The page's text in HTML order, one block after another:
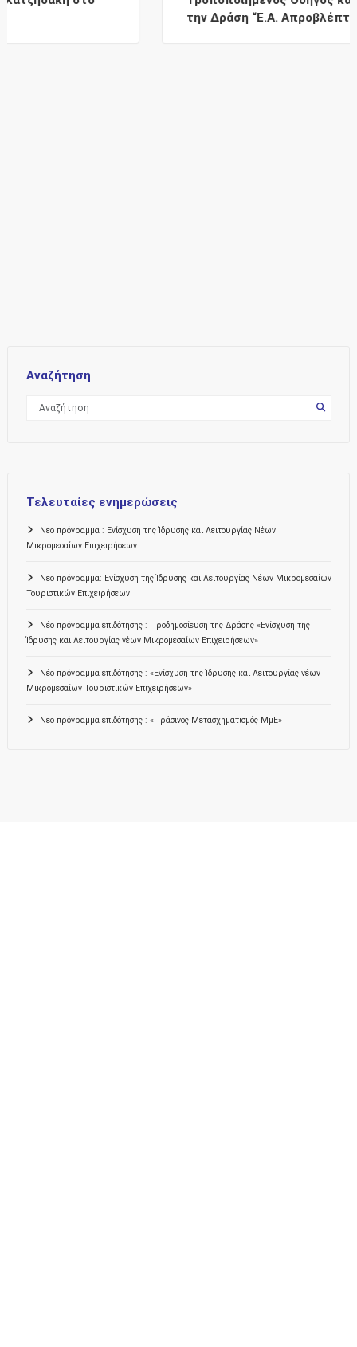
την Δράση “Ε.Α. Απροβλέπτων”
Αναζήτηση
Τελευταίες ενημερώσεις
Νεο πρόγραμμα : Ενίσχυση της Ίδρυσης και Λειτουργίας Νέων
Μικρομεσαίων Επιχειρήσεων
Νεο πρόγραμμα: Ενίσχυση της Ίδρυσης και Λειτουργίας Νέων Μικρομεσαίων
Τουριστικών Επιχειρήσεων
Νέο πρόγραμμα επιδότησης : Προδημοσίευση της Δράσης «Ενίσχυση της
Ίδρυσης και Λειτουργίας νέων Μικρομεσαίων Επιχειρήσεων»
Νέο πρόγραμμα επιδότησης : «Ενίσχυση της Ίδρυσης και Λειτουργίας νέων
Μικρομεσαίων Τουριστικών Επιχειρήσεων»
Νεο πρόγραμμα επιδότησης : «Πράσινος Μετασχηματισμός ΜμΕ»